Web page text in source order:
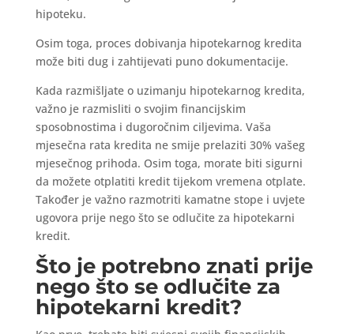
hipoteku.
Osim toga, proces dobivanja hipotekarnog kredita
može biti dug i zahtijevati puno dokumentacije.
Kada razmišljate o uzimanju hipotekarnog kredita,
važno je razmisliti o svojim financijskim
sposobnostima i dugoročnim ciljevima. Vaša
mjesečna rata kredita ne smije prelaziti 30% vašeg
mjesečnog prihoda. Osim toga, morate biti sigurni
da možete otplatiti kredit tijekom vremena otplate.
Također je važno razmotriti kamatne stope i uvjete
ugovora prije nego što se odlučite za hipotekarni
kredit.
Što je potrebno znati prije
nego što se odlučite za
hipotekarni kredit?